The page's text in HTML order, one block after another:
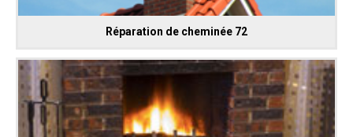
Réparation de cheminée 72